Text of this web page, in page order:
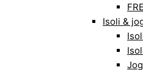
Isoli &